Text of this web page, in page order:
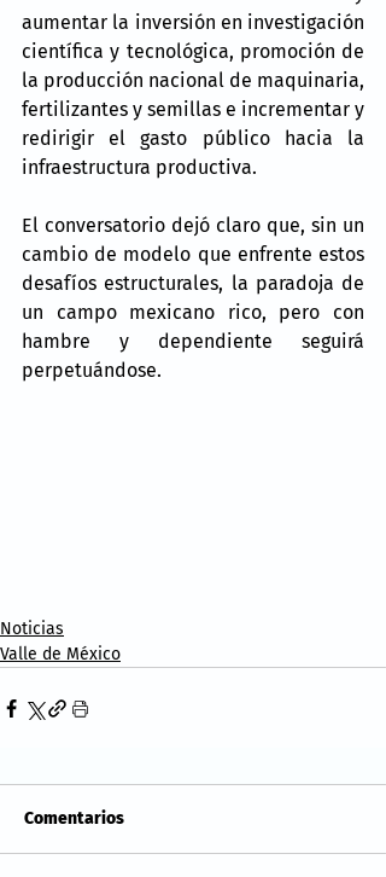
aumentar la inversión en investigación
científica y tecnológica, promoción de
la producción nacional de maquinaria,
fertilizantes y semillas e incrementar y
redirigir el gasto público hacia la
infraestructura productiva.
El conversatorio dejó claro que, sin un
cambio de modelo que enfrente estos
desafíos estructurales, la paradoja de
un campo mexicano rico, pero con
hambre y dependiente seguirá
perpetuándose.
Noticias
Valle de México
Comentarios